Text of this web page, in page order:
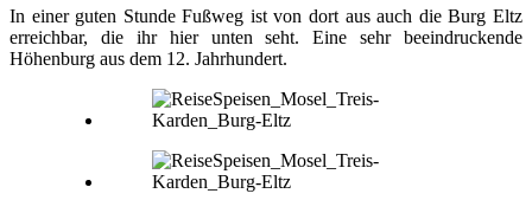
In einer guten Stunde Fußweg ist von dort aus auch die Burg Eltz
erreichbar, die ihr hier unten seht. Eine sehr beeindruckende
Höhenburg aus dem 12. Jahrhundert.